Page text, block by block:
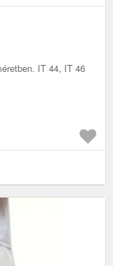
IT 44, IT 46